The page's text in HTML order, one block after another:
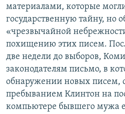
материалами, которые могли
государственную тайну, но
«чрезвычайной
похищению этих писем.
две недели до выборов,
законодателям письмо, в
обнаружении новых писем,
пребыванием Клинтон на
компьютере бывшего мужа